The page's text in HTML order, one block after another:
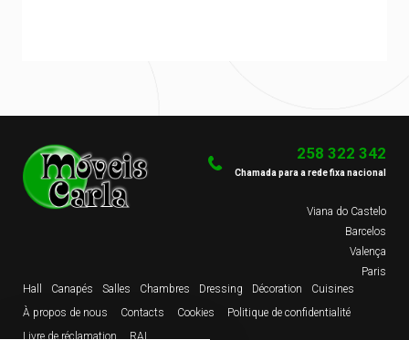
Hall Canapés Salles Chambres Dressing Décoration
Cuisines
À propos de nous
Contacts Cookies
Politique de confidentialité
Livre de réclamation
RAL
258 322 342
Chamada para a rede fixa nacional
Viana do Castelo
Barcelos
Valença
Paris